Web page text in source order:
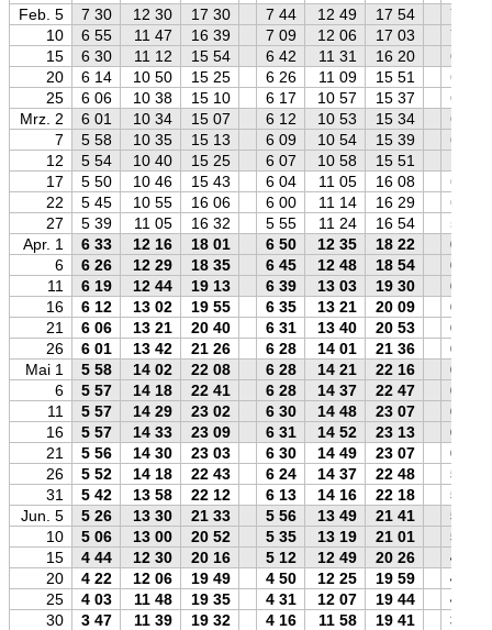
Feb. 5
7 30 12 30 17 30 7 44 12 49 17 54
7 46
10
6 55 11 47 16 39 7 09 12 06 17 03
7 12
15
6 30 11 12 15 54 6 42 11 31 16 20
6 46
20
6 14 10 50 15 25 6 26 11 09 15 51
6 31
25
6 06 10 38 15 10 6 17 10 57 15 37
6 23
Mrz. 2
6 01 10 34 15 07 6 12 10 53 15 34
6 18
7
5 58 10 35 15 13 6 09 10 54 15 39
6 15
12
5 54 10 40 15 25 6 07 10 58 15 51
17
5 50 10 46 15 43 6 04 11 05 16 08
6 07
22
5 45 10 55 16 06 6 00 11 14 16 29
6 01
27
5 39 11 05 16 32 5 55 11 24 16 54
5 54
Apr. 1
6 33 12 16 18 01 6 50 12 35 18 22
6 47
6
6 26 12 29 18 35 6 45 12 48 18 54
6 39
11
6 19 12 44 19 13 6 39 13 03 19 30
6 31
16
6 12 13 02 19 55 6 35 13 21 20 09
6 23
21
6 06 13 21 20 40 6 31 13 40 20 53
6 16
26
6 01 13 42 21 26 6 28 14 01 21 36
6 10
Mai 1
5 58 14 02 22 08 6 28 14 21 22 16
6 06
6
5 57 14 18 22 41 6 28 14 37 22 47
6 04
11
5 57 14 29 23 02 6 30 14 48 23 07
6 03
16
5 57 14 33 23 09 6 31 14 52 23 13
6 04
21
5 56 14 30 23 03 6 30 14 49 23 07
6 03
26
5 52 14 18 22 43 6 24 14 37 22 48
5 58
31
5 42 13 58 22 12 6 13 14 16 22 18
5 49
Jun. 5
5 26 13 30 21 33 5 56 13 49 21 41
5 34
10
5 06 13 00 20 52 5 35 13 19 21 01
5 15
15
4 44 12 30 20 16 5 12 12 49 20 26
4 53
20
4 22 12 06 19 49 4 50 12 25 19 59
4 31
25
4 03 11 48 19 35 4 31 12 07 19 44
4 12
30
3 47 11 39 19 32 4 16 11 58 19 41
3 56